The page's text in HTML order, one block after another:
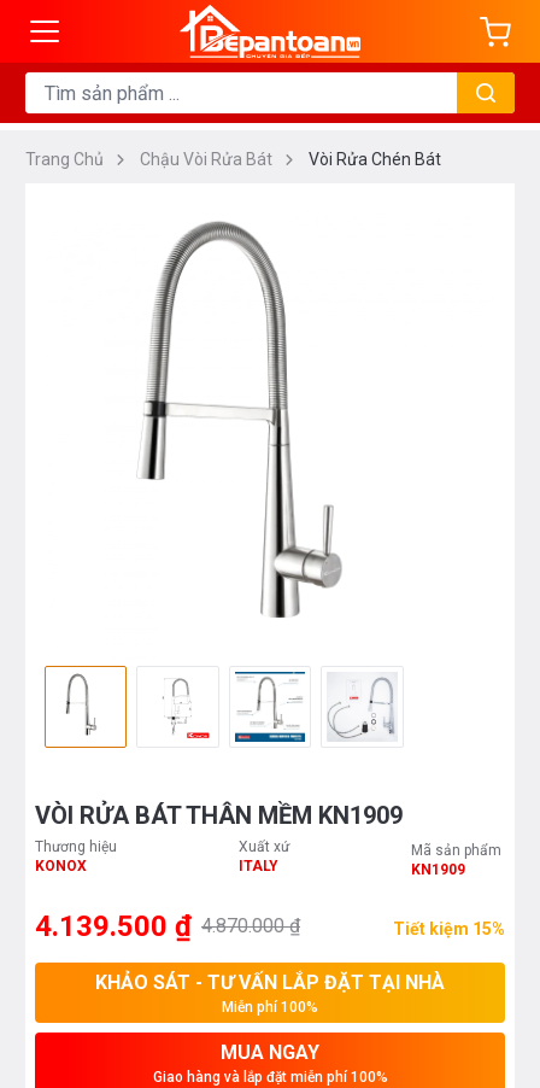
Trang Chủ Chậu Vòi Rửa Bát Vòi Rửa Chén Bát
VÒI RỬA BÁT THÂN MỀM KN1909
Thương hiệu
KONOX
Xuất xứ
ITALY
Mã sản phẩm
KN1909
4.139.500 ₫ 4.870.000 ₫ Tiết kiệm 15%
KHẢO SÁT - TƯ VẤN LẮP ĐẶT TẠI NHÀ
Miễn phí 100%
MUA NGAY
Giao hàng và lắp đặt miễn phí 100%